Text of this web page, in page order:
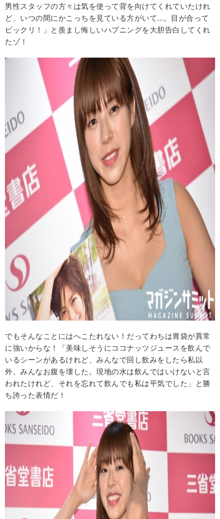
男性スタッフの方々は気を使って背を向けてくれていたけれ
ど、いつの間にかこっちを見ている方がいて…。目が合って
ビックリ！」と羨まし悔しいハプニングを大胆告白してくれ
たゾ！
でもそんなことにはへこたれない！だってわちは胃袋が異常
に強いからな！「美味しそうにココナッツジュースを飲んで
いるシーンがあるけれど、みんなで回し飲みをしたら私以
外、みんなお腹を壊した。現地の水は飲んではいけないと言
われたけれど、それを忘れて飲んでも私は平気でした」と勝
ち誇った表情だ！